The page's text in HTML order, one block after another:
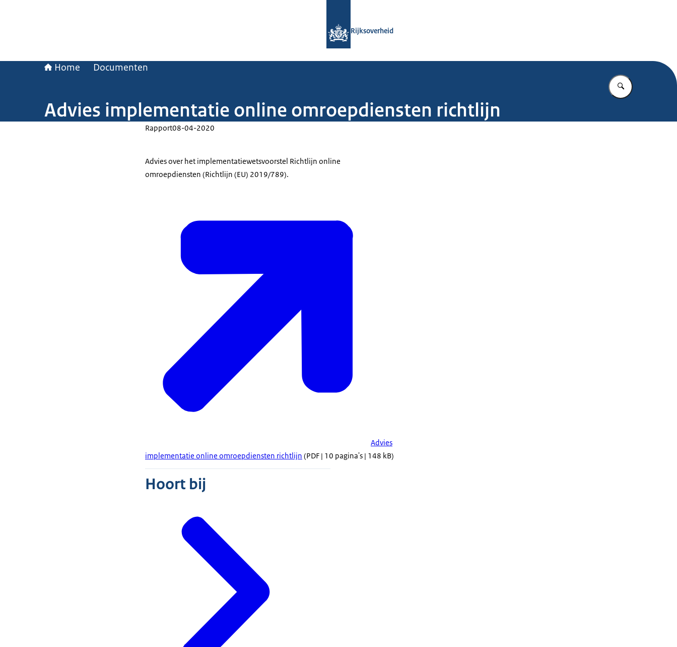
Rijksoverheid
Home Documenten
Vul in wat u
Advies implementatie online omroepdiensten richtlijn
Rapport08-04-2020
Advies over het implementatiewetsvoorstel Richtlijn online
omroepdiensten (Richtlijn (EU) 2019/789).
Advies
implementatie online omroepdiensten richtlijn (PDF | 10 pagina's | 148 kB)
Hoort bij